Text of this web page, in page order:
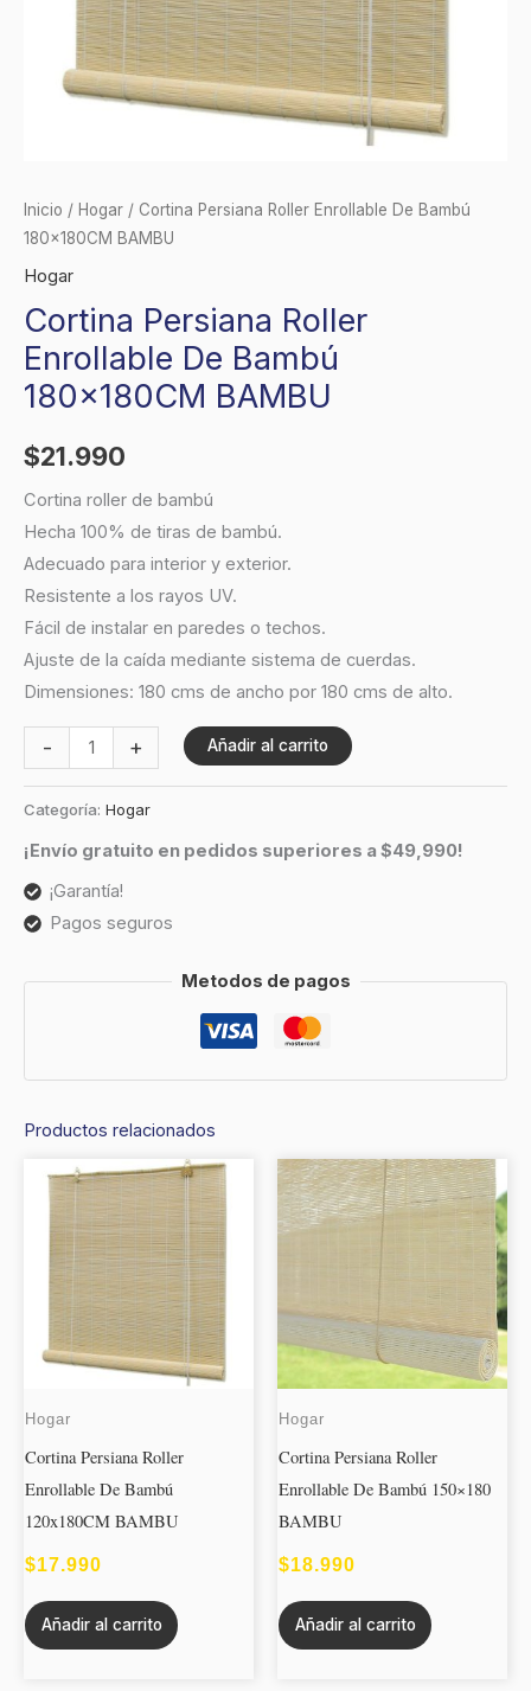
Inicio / Hogar / Cortina Persiana Roller Enrollable De Bambú
180x180CM BAMBU
Hogar
Cortina Persiana Roller
Enrollable De Bambú
180x180CM BAMBU
$21.990
Cortina roller de bambú
Hecha 100% de tiras de bambú.
Adecuado para interior y exterior.
Resistente a los rayos UV.
Fácil de instalar en paredes o techos.
Ajuste de la caída mediante sistema de cuerdas.
Dimensiones: 180 cms de ancho por 180 cms de alto.
- + Añadir al carrito
Categoría: Hogar
¡Envío gratuito en pedidos superiores a $49,990!
¡Garantía!
Pagos seguros
Metodos de pagos
Productos relacionados
Hogar
Cortina Persiana Roller
Enrollable De Bambú
120x180CM BAMBU
$17.990
Añadir al carrito
Hogar
Cortina Persiana Roller
Enrollable De Bambú 150×180
BAMBU
$18.990
Añadir al carrito